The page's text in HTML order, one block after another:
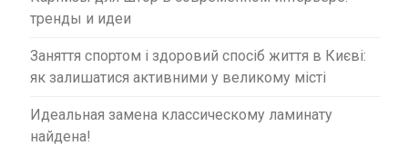
тренды и идеи
Заняття спортом і здоровий спосіб життя в Києві:
як залишатися активними у великому місті
Идеальная замена классическому ламинату
найдена!